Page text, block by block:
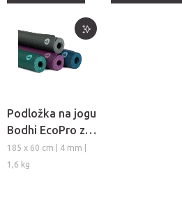
Podložka na jogu
Bodhi EcoPro z
prírodného
kaučuku
185 x 60 cm | 4 mm |
1,6 kg